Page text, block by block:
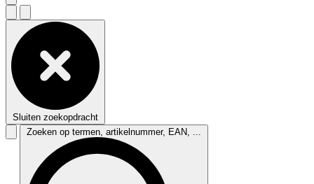
Sluiten zoekopdracht
Zoeken op termen, artikelnummer, EAN, ...